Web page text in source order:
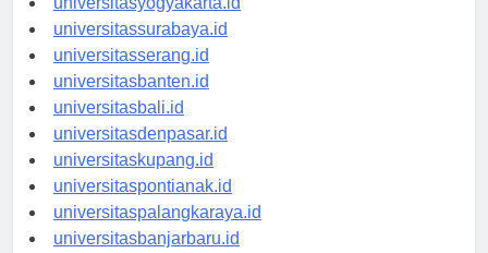
universitasyogyakarta.id
universitassurabaya.id
universitasserang.id
universitasbanten.id
universitasbali.id
universitasdenpasar.id
universitaskupang.id
universitaspontianak.id
universitaspalangkaraya.id